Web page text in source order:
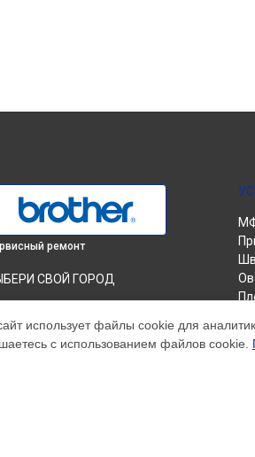
ремонт
СВОЙ ГОРОД
вКраснодаре
абсорбера принтера HL-L2300DR
использует файлы cookie для
с использованием файлов cookie.